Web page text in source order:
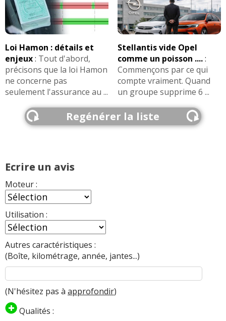
Loi Hamon : détails et
enjeux: Tout d'abord,
précisons que la loi Hamon
ne concerne pas
seulement l'assurance au ...
Stellantis vide Opel
comme un poisson ....:
Commençons par ce qui
compte vraiment. Quand
un groupe supprime 6 ...
Regénérer la liste
Ecrire un avis
Moteur :
Utilisation :
Autres caractéristiques :
(Boîte, kilométrage, année, jantes...)
(N'hésitez pas à approfondir)
Qualités :